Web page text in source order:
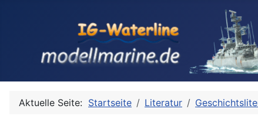
Aktuelle Seite: Startseite Literatur